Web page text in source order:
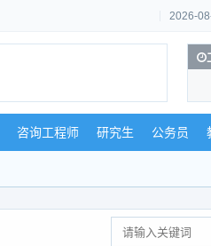
2026-
咨询工程师 研究生 公务员